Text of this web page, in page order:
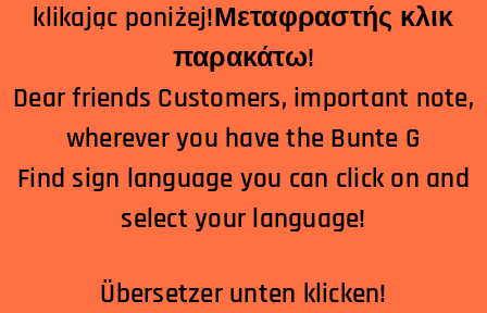
klikając poniżej!Μεταφραστής κλικ
παρακάτω!
Dear friends Customers, important note,
wherever you have the Bunte G
Find sign language you can click on and
select your language!
Übersetzer unten klicken!